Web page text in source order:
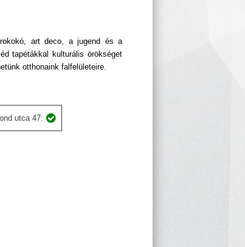
art deco, a jugend és a
tapétákkal kulturális örökséget
otthonaink falfelületeire.
utca 47: